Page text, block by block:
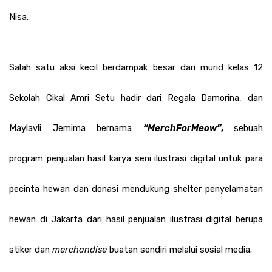
Nisa.
Salah satu aksi kecil berdampak besar dari murid kelas 12
Sekolah Cikal Amri Setu hadir dari Regala Damorina, dan
Maylavli Jemima bernama “MerchForMeow”, sebuah
program penjualan hasil karya seni ilustrasi digital untuk para
pecinta hewan dan donasi mendukung shelter penyelamatan
hewan di Jakarta dari hasil penjualan ilustrasi digital berupa
stiker dan merchandise buatan sendiri melalui sosial media.